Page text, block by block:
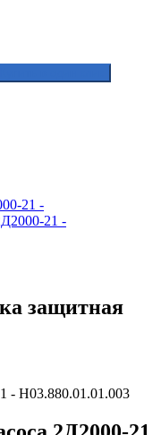
21 -
21 -
защитная
- Н03.880.01.01.003